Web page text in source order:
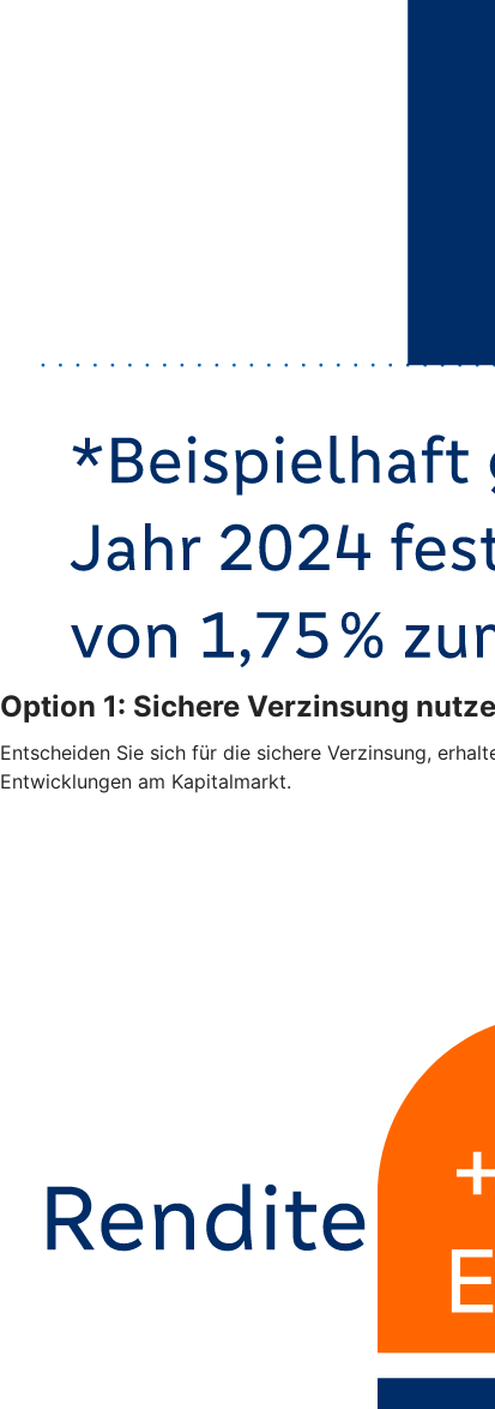
Option 1: Sichere Verzinsung
Entscheiden Sie sich für die sichere Verzinsung,
Entwicklungen am Kapitalmarkt.